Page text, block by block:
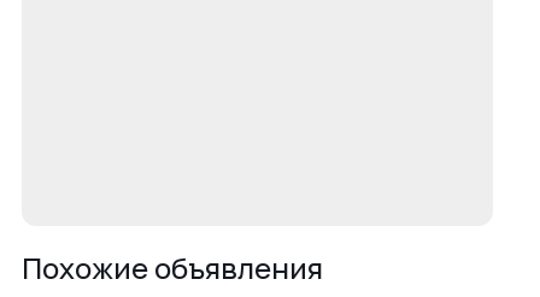
Похожие объявления